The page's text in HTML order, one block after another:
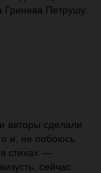
Гринева Петрушу:
авторы сделали
и, не побоюсь
в стихах —
сейчас